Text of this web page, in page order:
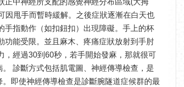
正中神經所支配的感覺神經分布區域(大拇
因甩手而暫時緩解。之後症狀逐漸在白天也
手指動作（如扣鈕扣）出現障礙。手上的杯
功能受限。並且麻木、疼痛症狀放射到手肘
經過30到60秒，若手開始發麻，那就很可
診斷方式包括肌電圖、神經傳導檢查，是
即使神經傳導檢查是診斷腕隧道症候群的最